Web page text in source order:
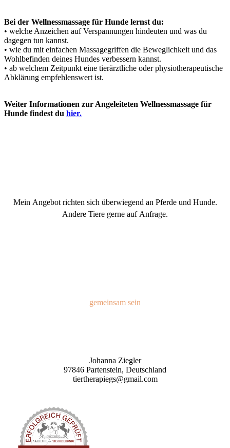
Bei der Wellnessmassage für Hunde lernst du:
• welche Anzeichen auf Verspannungen hindeuten und was du
dagegen tun kannst.
• wie du mit einfachen Massagegriffen die Beweglichkeit und das
Wohlbefinden deines Hundes verbessern kannst.
• ab welchem Zeitpunkt eine tierärztliche oder physiotherapeutische
Abklärung empfehlenswert ist.
Weiter Informationen zur Angeleiteten Wellnessmassage für
Hunde findest du hier.
Mein Angebot richten sich überwiegend an Pferde und Hunde.
Andere Tiere gerne auf Anfrage.
gemeinsam sein
Johanna Ziegler
97846 Partenstein, Deutschland
tiertherapiegs@gmail.com